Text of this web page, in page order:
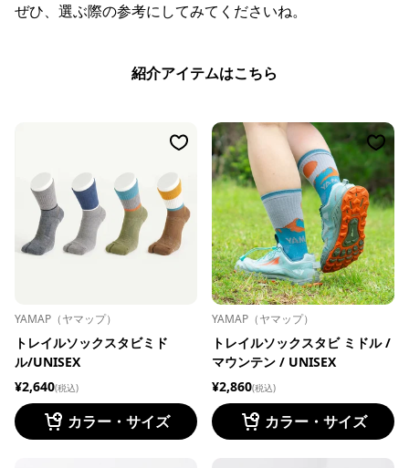
ぜひ、選ぶ際の参考にしてみてくださいね。
紹介アイテムはこちら
YAMAP（ヤマップ）
トレイルソックスタビミド
ル/UNISEX
¥2,640(税込)
カラー・サイズ
YAMAP（ヤマップ）
トレイルソックスタビ ミドル /
マウンテン / UNISEX
¥2,860(税込)
カラー・サイズ